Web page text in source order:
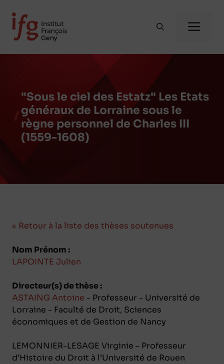
contenu
"Sous le ciel des Estatz" Les Etats
généraux de Lorraine sous le
règne personnel de Charles III
(1559-1608)
« Retour à la liste des thèses soutenues
Nom Prénom :
LAPOINTE Julien
Directeur(s) de thèse :
ASTAING Antoine - Professeur - Université de
Lorraine - Faculté de Droit, Sciences
économiques et de Gestion de Nancy
LEMONNIER-LESAGE Virginie – Professeur
d’Histoire du Droit à l’Université de Rouen